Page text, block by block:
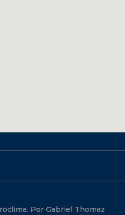
Por Gabriel Thomaz